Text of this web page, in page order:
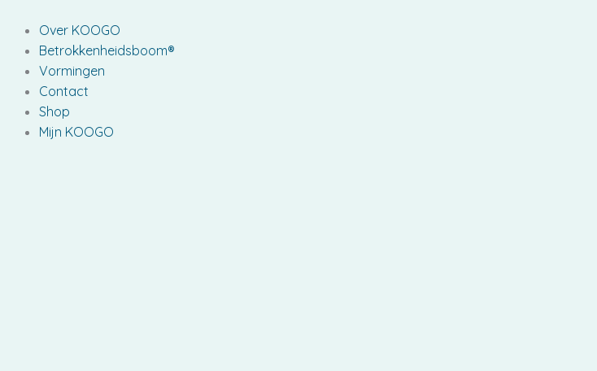
naar
inhoud
Over KOOGO
Betrokkenheidsboom®
Vormingen
Contact
Shop
Mijn KOOGO